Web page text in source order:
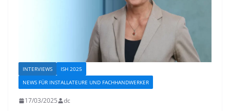
INTERVIEWS
ISH 2025
NEWS FÜR INSTALLATEURE UND FACHHANDWERKER
17/03/2025 dc